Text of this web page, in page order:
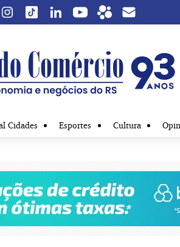
Cidades Esportes Cultura